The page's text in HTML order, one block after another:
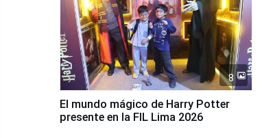
8
El mundo mágico de Harry Potter
presente en la FIL Lima 2026